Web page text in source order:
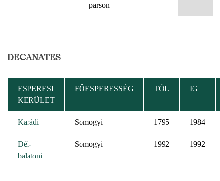
parson
DECANATES
ESPERESI
KERÜLET
FŐESPERESSÉG TÓL IG
Karádi Somogyi 1795 1984
Dél-
balatoni
Somogyi 1992 1992